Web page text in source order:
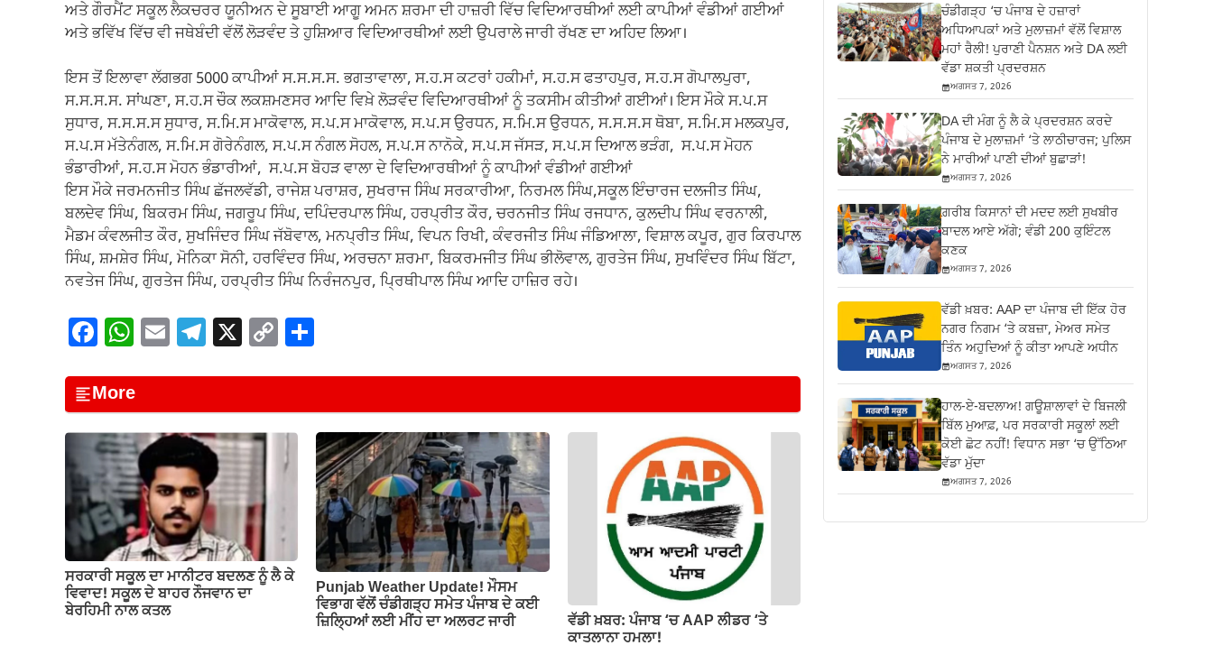
ਅਤੇ ਗੌਰਮੈਂਟ ਸਕੂਲ ਲੈਕਚਰਰ ਯੂਨੀਅਨ ਦੇ ਸੂਬਾਈ ਆਗੂ ਅਮਨ ਸ਼ਰਮਾ ਦੀ ਹਾਜ਼ਰੀ ਵਿੱਚ ਵਿਦਿਆਰਥੀਆਂ ਲਈ ਕਾਪੀਆਂ ਵੰਡੀਆਂ ਗਈਆਂ
ਅਤੇ ਭਵਿੱਖ ਵਿੱਚ ਵੀ ਜਥੇਬੰਦੀ ਵੱਲੋਂ ਲੋੜਵੰਦ ਤੇ ਹੁਸ਼ਿਆਰ ਵਿਦਿਆਰਥੀਆਂ ਲਈ ਉਪਰਾਲੇ ਜਾਰੀ ਰੱਖਣ ਦਾ ਅਹਿਦ ਲਿਆ।
ਇਸ ਤੋਂ ਇਲਾਵਾ ਲੱਗਭਗ 5000 ਕਾਪੀਆਂ ਸ.ਸ.ਸ.ਸ. ਭਗਤਾਵਾਲਾ, ਸ.ਹ.ਸ ਕਟਰਾਂ ਹਕੀਮਾਂ, ਸ.ਹ.ਸ ਫਤਾਹਪੁਰ, ਸ.ਹ.ਸ ਗੋਪਾਲਪੁਰਾ,
ਸ.ਸ.ਸ.ਸ. ਸਾਂਘਣਾ, ਸ.ਹ.ਸ ਚੌਕ ਲਕਸ਼ਮਣਸਰ ਆਦਿ ਵਿਖ਼ੇ ਲੋੜਵੰਦ ਵਿਦਿਆਰਥੀਆਂ ਨੂੰ ਤਕਸੀਮ ਕੀਤੀਆਂ ਗਈਆਂ। ਇਸ ਮੌਕੇ ਸ.ਪ.ਸ
ਸੁਧਾਰ, ਸ.ਸ.ਸ.ਸ ਸੁਧਾਰ, ਸ.ਮਿ.ਸ ਮਾਕੋਵਾਲ, ਸ.ਪ.ਸ ਮਾਕੋਵਾਲ, ਸ.ਪ.ਸ ਉਰਧਨ, ਸ.ਮਿ.ਸ ਉਰਧਨ, ਸ.ਸ.ਸ.ਸ ਥੋਬਾ, ਸ.ਮਿ.ਸ ਮਲਕਪੁਰ,
ਸ.ਪ.ਸ ਮੱਤੇਨੰਗਲ, ਸ.ਮਿ.ਸ ਗੋਰੇਨੰਗਲ, ਸ.ਪ.ਸ ਨੰਗਲ ਸੋਹਲ, ਸ.ਪ.ਸ ਨਾਨੋਕੇ, ਸ.ਪ.ਸ ਜੱਸੜ, ਸ.ਪ.ਸ ਦਿਆਲ ਭੜੰਗ, ਸ.ਪ.ਸ ਮੋਹਨ
ਭੰਡਾਰੀਆਂ, ਸ.ਹ.ਸ ਮੋਹਨ ਭੰਡਾਰੀਆਂ, ਸ.ਪ.ਸ ਬੋਹੜ ਵਾਲਾ ਦੇ ਵਿਦਿਆਰਥੀਆਂ ਨੂੰ ਕਾਪੀਆਂ ਵੰਡੀਆਂ ਗਈਆਂ
ਇਸ ਮੌਕੇ ਜਰਮਨਜੀਤ ਸਿੰਘ ਛੱਜਲਵੱਡੀ, ਰਾਜੇਸ਼ ਪਰਾਸ਼ਰ, ਸੁਖਰਾਜ ਸਿੰਘ ਸਰਕਾਰੀਆ, ਨਿਰਮਲ ਸਿੰਘ,ਸਕੂਲ ਇੰਚਾਰਜ ਦਲਜੀਤ ਸਿੰਘ,
ਬਲਦੇਵ ਸਿੰਘ, ਬਿਕਰਮ ਸਿੰਘ, ਜਗਰੂਪ ਸਿੰਘ, ਦਪਿੰਦਰਪਾਲ ਸਿੰਘ, ਹਰਪ੍ਰੀਤ ਕੌਰ, ਚਰਨਜੀਤ ਸਿੰਘ ਰਜਧਾਨ, ਕੁਲਦੀਪ ਸਿੰਘ ਵਰਨਾਲੀ,
ਮੈਡਮ ਕੰਵਲਜੀਤ ਕੌਰ, ਸੁਖਜਿੰਦਰ ਸਿੰਘ ਜੱਬੋਵਾਲ, ਮਨਪ੍ਰੀਤ ਸਿੰਘ, ਵਿਪਨ ਰਿਖੀ, ਕੰਵਰਜੀਤ ਸਿੰਘ ਜੰਡਿਆਲਾ, ਵਿਸ਼ਾਲ ਕਪੂਰ, ਗੁਰ ਕਿਰਪਾਲ
ਸਿੰਘ, ਸ਼ਮਸ਼ੇਰ ਸਿੰਘ, ਮੋਨਿਕਾ ਸੋਨੀ, ਹਰਵਿੰਦਰ ਸਿੰਘ, ਅਰਚਨਾ ਸ਼ਰਮਾ, ਬਿਕਰਮਜੀਤ ਸਿੰਘ ਭੀਲੋਵਾਲ, ਗੁਰਤੇਜ ਸਿੰਘ, ਸੁਖਵਿੰਦਰ ਸਿੰਘ ਬਿੱਟਾ,
ਨਵਤੇਜ ਸਿੰਘ, ਗੁਰਤੇਜ ਸਿੰਘ, ਹਰਪ੍ਰੀਤ ਸਿੰਘ ਨਿਰੰਜਨਪੁਰ, ਪ੍ਰਿਥੀਪਾਲ ਸਿੰਘ ਆਦਿ ਹਾਜ਼ਿਰ ਰਹੇ।
F
c
e
b
o
o
k
W
at
s
A
p
p
E
ail
T
e
gr
a
m
X C
p
y
Li
n
k
ar
e
More
ਸਰਕਾਰੀ ਸਕੂਲ ਦਾ ਮਾਨੀਟਰ ਬਦਲਣ ਨੂੰ ਲੈ ਕੇ
ਵਿਵਾਦ! ਸਕੂਲ ਦੇ ਬਾਹਰ ਨੌਜਵਾਨ ਦਾ
ਬੇਰਹਿਮੀ ਨਾਲ ਕਤਲ
Punjab Weather Update! ਮੌਸਮ
ਵਿਭਾਗ ਵੱਲੋਂ ਚੰਡੀਗੜ੍ਹ ਸਮੇਤ ਪੰਜਾਬ ਦੇ ਕਈ
ਜ਼ਿਲ੍ਹਿਆਂ ਲਈ ਮੀਂਹ ਦਾ ਅਲਰਟ ਜਾਰੀ
ਵੱਡੀ ਖ਼ਬਰ: ਪੰਜਾਬ ‘ਚ AAP ਲੀਡਰ ‘ਤੇ
ਕਾਤਲਾਨਾ ਹਮਲਾ!
ਚੰਡੀਗੜ੍ਹ ‘ਚ ਪੰਜਾਬ ਦੇ ਹਜ਼ਾਰਾਂ
ਅਧਿਆਪਕਾਂ ਅਤੇ ਮੁਲਾਜ਼ਮਾਂ ਵੱਲੋਂ ਵਿਸ਼ਾਲ
ਮਹਾਂ ਰੈਲੀ! ਪੁਰਾਣੀ ਪੈਨਸ਼ਨ ਅਤੇ DA ਲਈ
ਵੱਡਾ ਸ਼ਕਤੀ ਪ੍ਰਦਰਸ਼ਨ
ਅਗਸਤ 7, 2026
DA ਦੀ ਮੰਗ ਨੂੰ ਲੈ ਕੇ ਪ੍ਰਦਰਸ਼ਨ ਕਰਦੇ
ਪੰਜਾਬ ਦੇ ਮੁਲਾਜ਼ਮਾਂ ‘ਤੇ ਲਾਠੀਚਾਰਜ; ਪੁਲਿਸ
ਨੇ ਮਾਰੀਆਂ ਪਾਣੀ ਦੀਆਂ ਬੁਛਾੜਾਂ!
ਅਗਸਤ 7, 2026
ਗ਼ਰੀਬ ਕਿਸਾਨਾਂ ਦੀ ਮਦਦ ਲਈ ਸੁਖਬੀਰ
ਬਾਦਲ ਆਏ ਅੱਗੇ; ਵੰਡੀ 200 ਕੁਇੰਟਲ
ਕਣਕ
ਅਗਸਤ 7, 2026
ਵੱਡੀ ਖ਼ਬਰ: AAP ਦਾ ਪੰਜਾਬ ਦੀ ਇੱਕ ਹੋਰ
ਨਗਰ ਨਿਗਮ ‘ਤੇ ਕਬਜ਼ਾ, ਮੇਅਰ ਸਮੇਤ
ਤਿੰਨ ਅਹੁਦਿਆਂ ਨੂੰ ਕੀਤਾ ਆਪਣੇ ਅਧੀਨ
ਅਗਸਤ 7, 2026
ਹਾਲ-ਏ-ਬਦਲਾਅ! ਗਊਸ਼ਾਲਾਵਾਂ ਦੇ ਬਿਜਲੀ
ਬਿੱਲ ਮੁਆਫ਼, ਪਰ ਸਰਕਾਰੀ ਸਕੂਲਾਂ ਲਈ
ਕੋਈ ਛੋਟ ਨਹੀਂ! ਵਿਧਾਨ ਸਭਾ ‘ਚ ਉੱਠਿਆ
ਵੱਡਾ ਮੁੱਦਾ
ਅਗਸਤ 7, 2026